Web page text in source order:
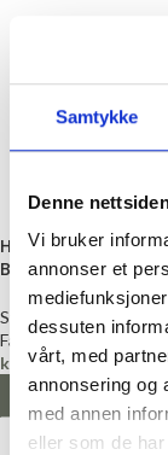
Samtykke
Denne
Vi bruker
annonser et
dessuten
vårt, med
annonsering og
med annen
eller som de
Hjerte med jente
Brun, Strykemerke
Strykemerker
Fantasy
kr
55,00
LEGG I HANDLEKURV